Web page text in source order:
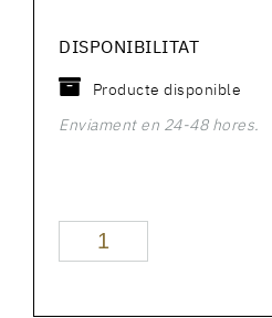
DISPONIBILITAT
Producte disponible
Enviament en 24-48 hores.